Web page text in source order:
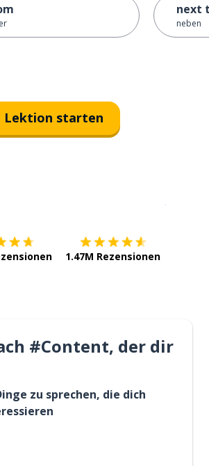
next
neben
Lektion starten
1.47M Rezensionen
#Content, der dir
zu sprechen, die dich